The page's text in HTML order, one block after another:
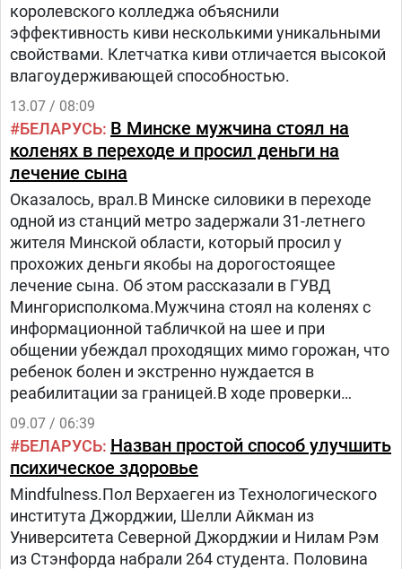
королевского колледжа объяснили
эффективность киви несколькими уникальными
свойствами. Клетчатка киви отличается высокой
влагоудерживающей способностью.
13.07 / 08:09
БЕЛАРУСЬ В Минске мужчина стоял на
коленях в переходе и просил деньги на
лечение сына
Оказалось, врал.В Минске силовики в переходе
одной из станций метро задержали 31-летнего
жителя Минской области, который просил у
прохожих деньги якобы на дорогостоящее
лечение сына. Об этом рассказали в ГУВД
Мингорисполкома.Мужчина стоял на коленях с
информационной табличкой на шее и при
общении убеждал проходящих мимо горожан, что
ребенок болен и экстренно нуждается в
реабилитации за границей.В ходе проверки
выяснилось, что задержанный тратил деньги на
личные нужды.
09.07 / 06:39
БЕЛАРУСЬ Назван простой способ улучшить
психическое здоровье
Mindfulness.Пол Верхаеген из Технологического
института Джорджии, Шелли Айкман из
Университета Северной Джорджии и Нилам Рэм
из Стэнфорда набрали 264 студента. Половина